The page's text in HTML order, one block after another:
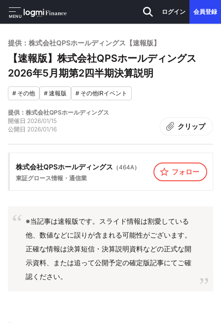
MENU
ログイン 会員登録
提供：株式会社QPSホールディングス【速報版】
【速報版】株式会社QPSホールディングス
2026年5月期第2四半期決算説明
# その他 #速報版 # その他IRイベント
提供：株式会社QPSホールディングス
開催日 2026/01/15
公開日 2026/01/16 クリップ
株式会社QPSホールディングス （464A）
東証グロース情報・通信業
フォロー
※当記事は速報版です。スライド情報は割愛している
他、数値などに誤りが含まれる可能性がございます。
正確な情報は決算短信・決算説明資料などの正式な開
示資料、または追って公開予定の確定版記事にてご確
認ください。